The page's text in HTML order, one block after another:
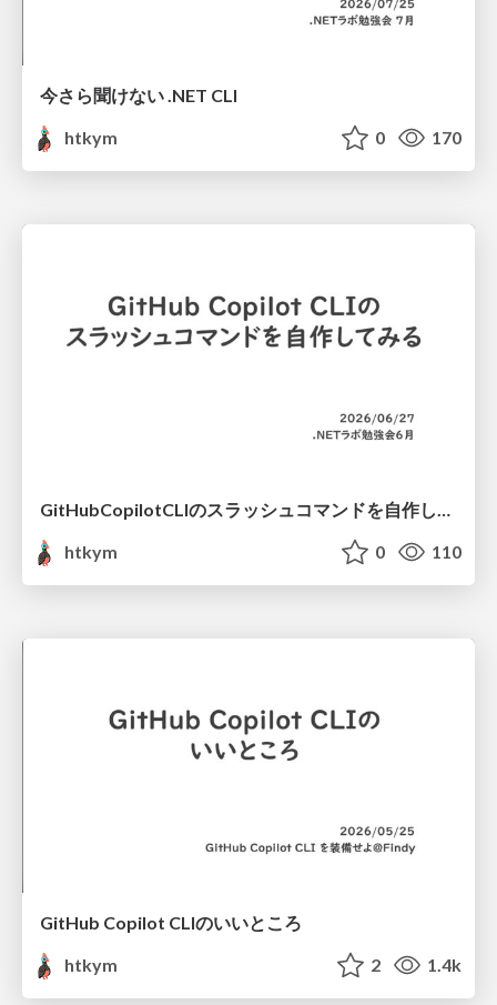
今さら聞けない .NET CLI
htkym
0 170
htkym
0 110
GitHub Copilot CLIのいいところ
htkym
2 1.4k